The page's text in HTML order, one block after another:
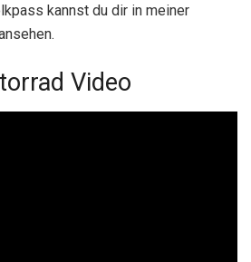
kannst du dir in meiner
Video